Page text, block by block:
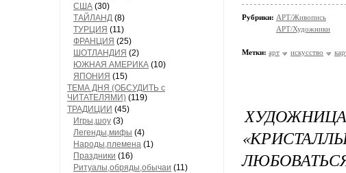
США (30)
ТАЙЛАНД (8)
ТУРЦИЯ (11)
ФРАНЦИЯ (25)
ШОТЛАНДИЯ (2)
ЮЖНАЯ АМЕРИКА (10)
ЯПОНИЯ (15)
ТЕМА ДНЯ (ОБСУДИТЬ с
ЧИТАТЕЛЯМИ) (119)
ТРАДИЦИИ (45)
Игры,шоу (3)
Легенды,мифы (4)
Народы,племена (1)
Праздники (16)
Ритуалы,обряды,обычаи (11)
Рубрики: АРТ/Живопись
АРТ/Художники
Метки: арт искусство